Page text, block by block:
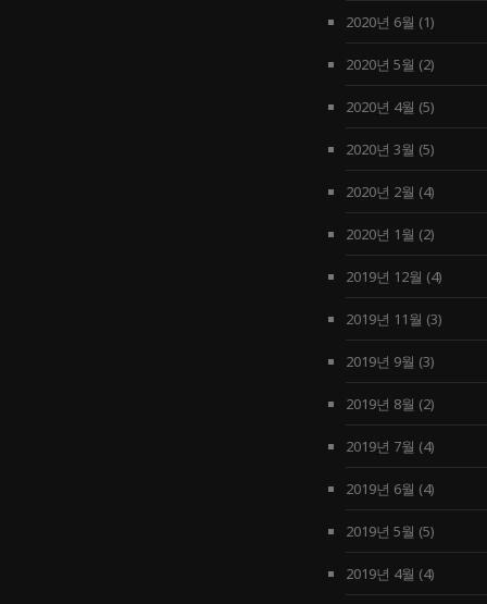
2020년 6월 (1)
2020년 5월 (2)
2020년 4월 (5)
2020년 3월 (5)
2020년 2월 (4)
2020년 1월 (2)
2019년 12월 (4)
2019년 11월 (3)
2019년 9월 (3)
2019년 8월 (2)
2019년 7월 (4)
2019년 6월 (4)
2019년 5월 (5)
2019년 4월 (4)